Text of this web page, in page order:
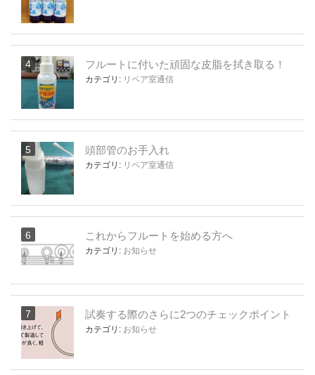
フルートに付いた頑固な皮脂を拭き取る！
カテゴリ: リペア室通信
頭部管のお手入れ
カテゴリ: リペア室通信
これからフルートを始める方へ
カテゴリ: お知らせ
試奏する際のさらに2つのチェックポイント
カテゴリ: お知らせ